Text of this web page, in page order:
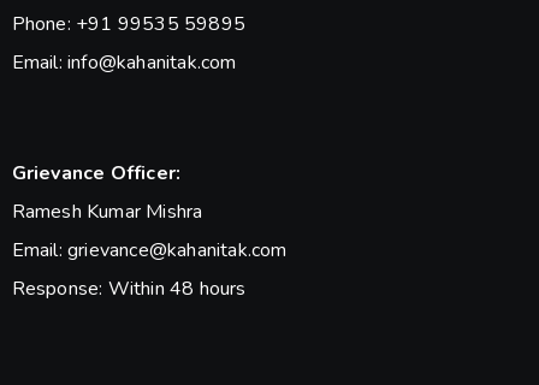
Phone: +91 99535 59895
Email: info@kahanitak.com
Grievance Officer:
Ramesh Kumar Mishra
Email: grievance@kahanitak.com
Response: Within 48 hours